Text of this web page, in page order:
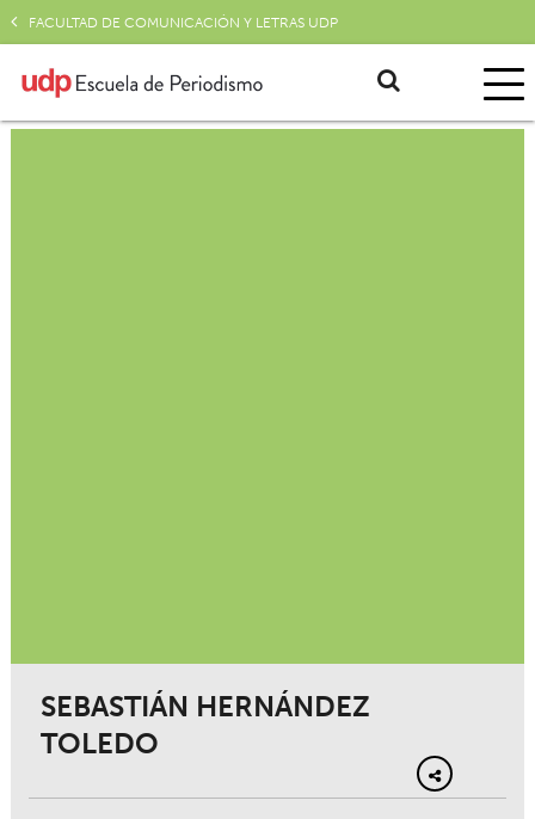
FACULTAD DE COMUNICACIÓN Y LETRAS UDP
SEBASTIÁN HERNÁNDEZ
TOLEDO